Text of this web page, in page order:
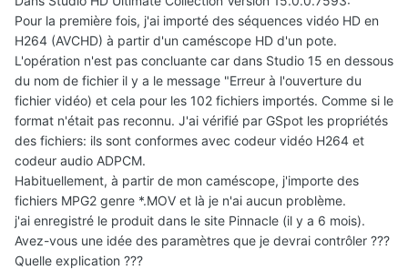
Pour la première fois, j'ai importé des séquences vidéo HD en
H264 (AVCHD) à partir d'un caméscope HD d'un pote.
L'opération n'est pas concluante car dans Studio 15 en dessous
du nom de fichier il y a le message "Erreur à l'ouverture du
fichier vidéo) et cela pour les 102 fichiers importés. Comme si le
format n'était pas reconnu. J'ai vérifié par GSpot les propriétés
des fichiers: ils sont conformes avec codeur vidéo H264 et
codeur audio ADPCM.
Habituellement, à partir de mon caméscope, j'importe des
fichiers MPG2 genre *.MOV et là je n'ai aucun problème.
j'ai enregistré le produit dans le site Pinnacle (il y a 6 mois).
Avez-vous une idée des paramètres que je devrai contrôler ???
Quelle explication ???